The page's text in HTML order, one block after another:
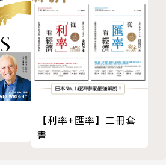
閃閃推薦】
是豬隊友，這才是他們真正
的世界，而是活在依靠主觀詮釋
難用客觀的角度來看事情，麻煩
的。最好的證據就是，豬隊友絕
，這才是他們真正豬的地方。
態，從這點來說，本書根本寫出
傷
由
地位高低之分
掛嘴邊的人，其實比誰都想紅
名人
狡猾
【利率+匯率】二冊套
書